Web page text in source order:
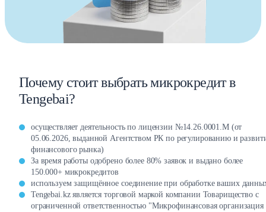
Почему стоит выбрать микрокредит в
Tengebai?
осуществляет деятельность по лицензии №14.26.0001.М (от
05.06.2026, выданной Агентством РК по регулированию и
финансового рынка)
За время работы одобрено более 80% заявок и выдано более
150.000+ микрокредитов
используем защищённое соединение при обработке ваших
Tengebai.kz является торговой маркой компании Товарищество с
ограниченной ответственностью "Микрофинансовая организация